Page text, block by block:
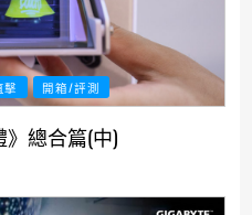
開箱/評測
》總合篇(中)